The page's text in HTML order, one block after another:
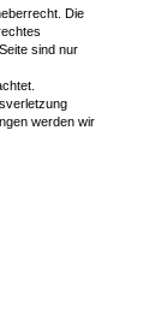
Die
sind nur
werden wir